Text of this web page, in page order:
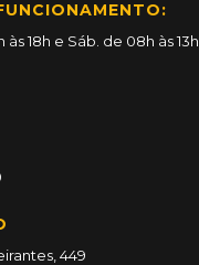
18h e Sáb. de 08h às 13h
449